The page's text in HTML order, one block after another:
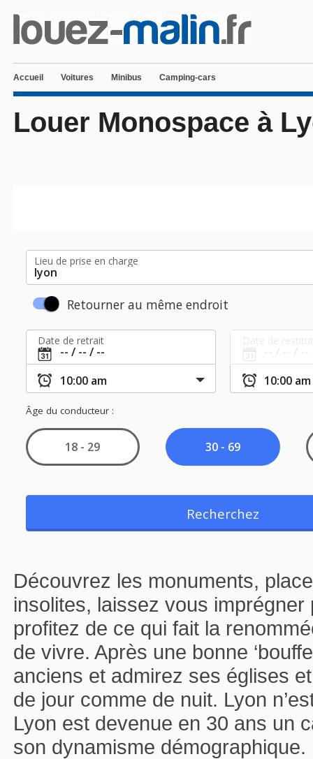
Accueil Voitures Minibus Camping-cars
Louer Monospace à
Découvrez les monuments,
insolites, laissez vous imprégner
profitez de ce qui fait la
de vivre. Après une bonne
anciens et admirez ses églises
de jour comme de nuit. Lyon
Lyon est devenue en 30 ans un
son dynamisme démographique.